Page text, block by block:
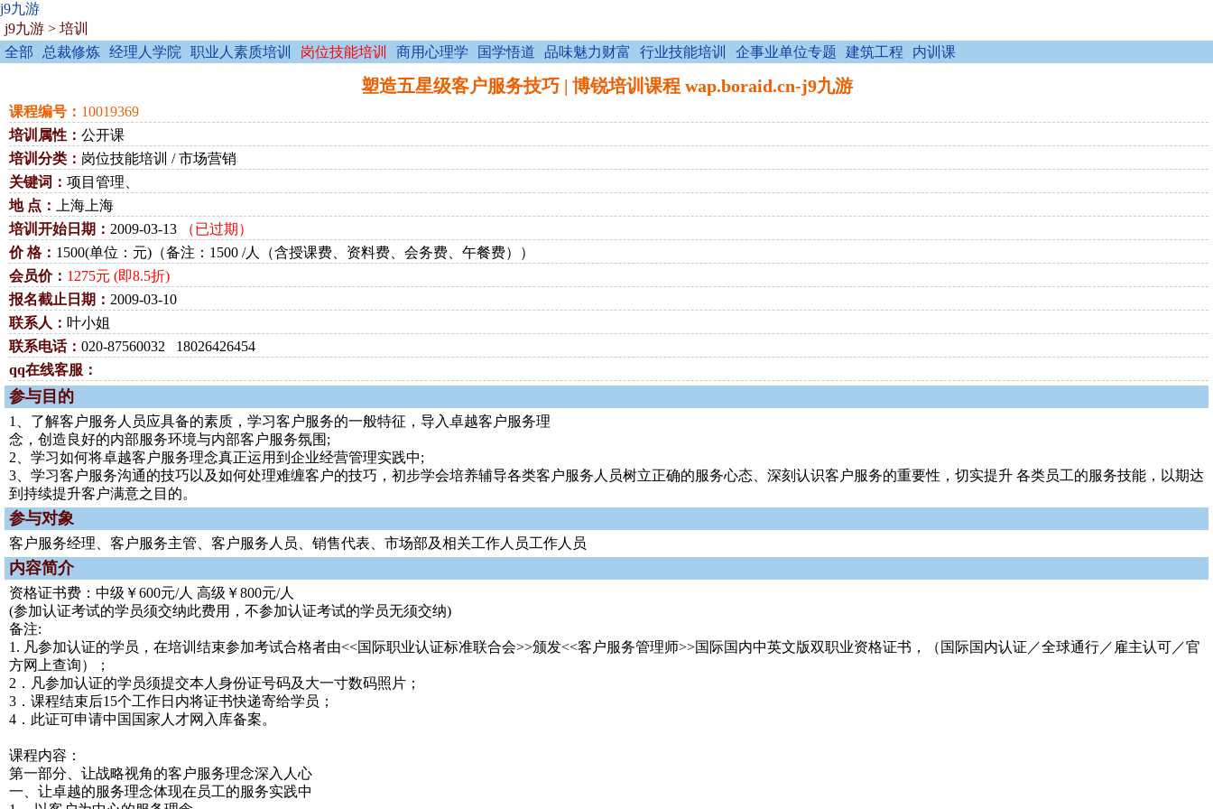
j9九游
j9九游 > 培训
全部
总裁修炼 经理人学院 职业人素质培训 岗位技能培训 商用心理学 国学悟道 品味魅力财富 行业技能培训 企事业单位专题 建筑工程 内训课
塑造五星级客户服务技巧 | 博锐培训课程 wap.boraid.cn-j9九游
课程编号： 10019369
培训属性： 公开课
培训分类： 岗位技能培训 / 市场营销
关键词： 项目管理、
地 点：
上海上海
培训开始日期： 2009-03-13
（已过期）
价 格： 1500(单位：元)（备注：1500 /人（含授课费、资料费、会务费、午餐费））
会员价： 1275元 (即8.5折)
报名截止日期： 2009-03-10
联系人： 叶小姐
联系电话： 020-87560032 18026426454
qq在线客服：
参与目的
1、了解客户服务人员应具备的素质，学习客户服务的一般特征，导入卓越客户服务理
念，创造良好的内部服务环境与内部客户服务氛围;
2、学习如何将卓越客户服务理念真正运用到企业经营管理实践中;
3、学习客户服务沟通的技巧以及如何处理难缠客户的技巧，初步学会培养辅导各类客户服务人员树立正确的服务心态、深刻认识客户服务的重要性，切实提升 各类员工的服务技能，以期达
到持续提升客户满意之目的。
参与对象
客户服务经理、客户服务主管、客户服务人员、销售代表、市场部及相关工作人员工作人员
内容简介
资格证书费：中级￥600元/人 高级￥800元/人
(参加认证考试的学员须交纳此费用，不参加认证考试的学员无须交纳)
备注:
1. 凡参加认证的学员，在培训结束参加考试合格者由<<国际职业认证标准联合会>>颁发<<客户服务管理师>>国际国内中英文版双职业资格证书，（国际国内认证／全球通行／雇主认可／官
方网上查询）；
2．凡参加认证的学员须提交本人身份证号码及大一寸数码照片；
3．课程结束后15个工作日内将证书快递寄给学员；
4．此证可申请中国国家人才网入库备案。
课程内容：
第一部分、让战略视角的客户服务理念深入人心
一、让卓越的服务理念体现在员工的服务实践中